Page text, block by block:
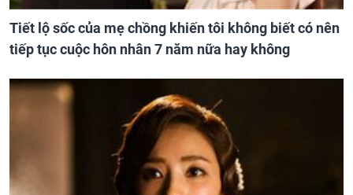
Tiết lộ sốc của mẹ chồng khiến tôi không biết có nên
tiếp tục cuộc hôn nhân 7 năm nữa hay không